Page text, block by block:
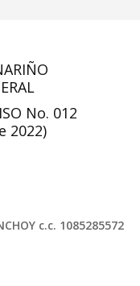
No. 012
2022)
c.c. 1085285572